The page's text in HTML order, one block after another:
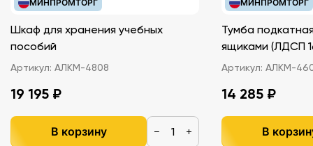
МИНПРОМТОРГ
Шкаф для хранения учебных
пособий
Артикул: АЛКМ-4808
19 195 ₽
В корзину − +
МИНПРОМТОРГ
Тумба
ящиками
Артикул: АЛКМ-
14 285 ₽
В